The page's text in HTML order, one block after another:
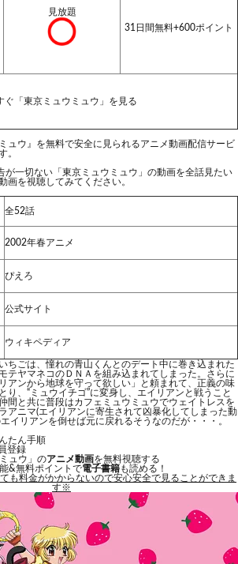
見放題
31日間無料+600ポイント
ぐ「東京ミュウミュウ」を見る
ュウ』を無料で安全に見られるアニメ動画配信サービ
。
が一切ない「東京ミュウミュウ」の動画を全話見たい
画を視聴してみてください。
全52話
2002年春アニメ
ぴえろ
公式サイト
ウィキペディア
ちごは、憧れの青山くんとのデート中に巻き込まれた
テヤマネコのＤＮＡを組み込まれてしまった。さらに
アンから地球を守って欲しい」と頼まれて、正義の味
り、“ミュウイチゴ”に変身し、エイリアンと戦うこと
間と共に普段はカフェミュウミュウでウェイトレスを
アニマ(エイリアンに寄生されて凶暴化してしまった動
イリアンを倒せば元に戻れるそうなのだが・・・。
たん手順
登録
ュウ」のアニメ動画を無料視聴する
&無料ポイントで電子書籍も読める！
も料金がかからないので安心安全で見ることができま
す※